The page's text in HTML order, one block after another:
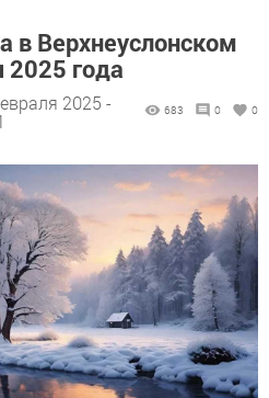
в Верхнеуслонском
2025 года
2025 -
683 0 0